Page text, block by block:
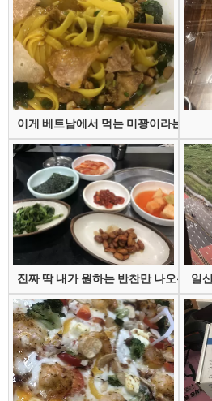
이게 베트남에서 먹는 미꽝이라는 건데
진짜 딱 내가 원하는 반찬만 나오는 집
일